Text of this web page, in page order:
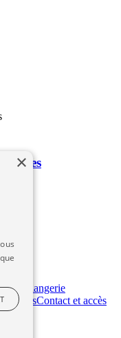
Boulangerie
Contact et accès
×